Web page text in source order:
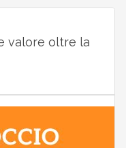
valore oltre la